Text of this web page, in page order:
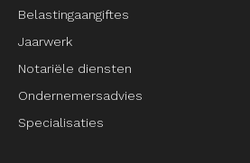
Belastingaangiftes
Jaarwerk
Notariële diensten
Ondernemersadvies
Specialisaties